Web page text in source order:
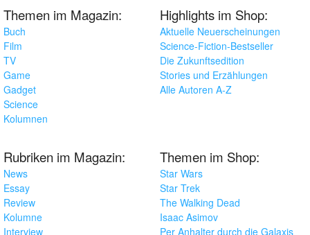
Themen im Magazin:
Buch
Film
TV
Game
Gadget
Science
Kolumnen
Highlights im Shop:
Aktuelle Neuerscheinungen
Science-Fiction-Bestseller
Die Zukunftsedition
Stories und Erzählungen
Alle Autoren A-Z
Rubriken im Magazin:
News
Essay
Review
Kolumne
Interview
Themen im Shop:
Star Wars
Star Trek
The Walking Dead
Isaac Asimov
Per Anhalter durch die Galaxis